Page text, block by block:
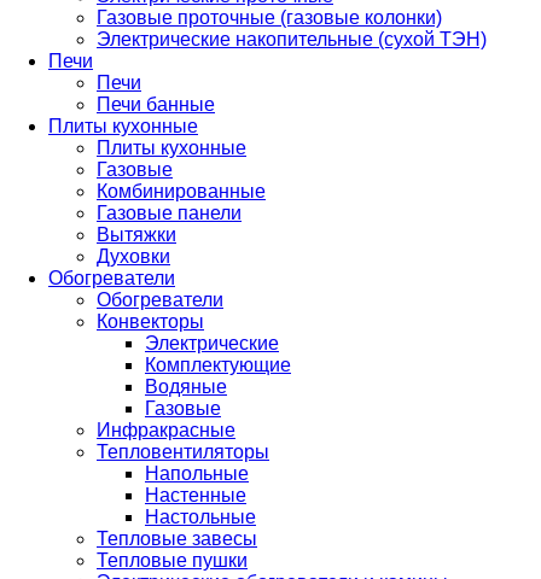
Газовые проточные (газовые колонки)
Электрические накопительные (сухой ТЭН)
Печи
Печи
Печи банные
Плиты кухонные
Плиты кухонные
Газовые
Комбинированные
Газовые панели
Вытяжки
Духовки
Обогреватели
Обогреватели
Конвекторы
Электрические
Комплектующие
Водяные
Газовые
Инфракрасные
Тепловентиляторы
Напольные
Настенные
Настольные
Тепловые завесы
Тепловые пушки